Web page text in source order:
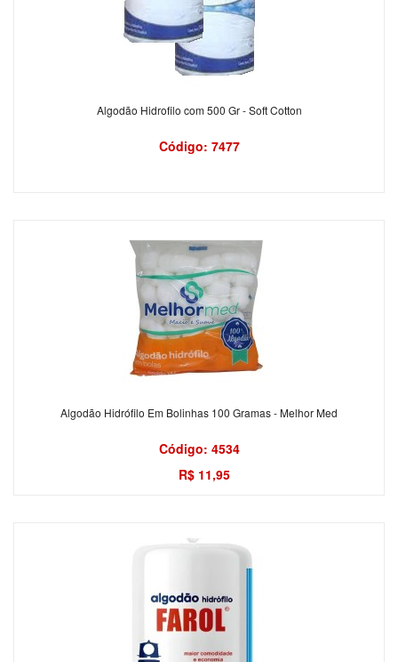
Algodão Hidrofilo com 500 Gr - Soft Cotton
Código: 7477
Algodão Hidrófilo Em Bolinhas 100 Gramas - Melhor Med
Código: 4534
R$ 11,95